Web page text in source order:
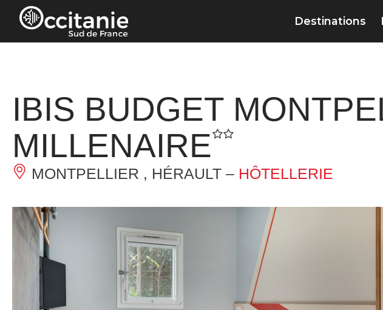
Panneau de gestion des cookies
Destinations
IBIS BUDGET
MILLENAIRE
MONTPELLIER , HÉRAULT – HÔTELLERIE